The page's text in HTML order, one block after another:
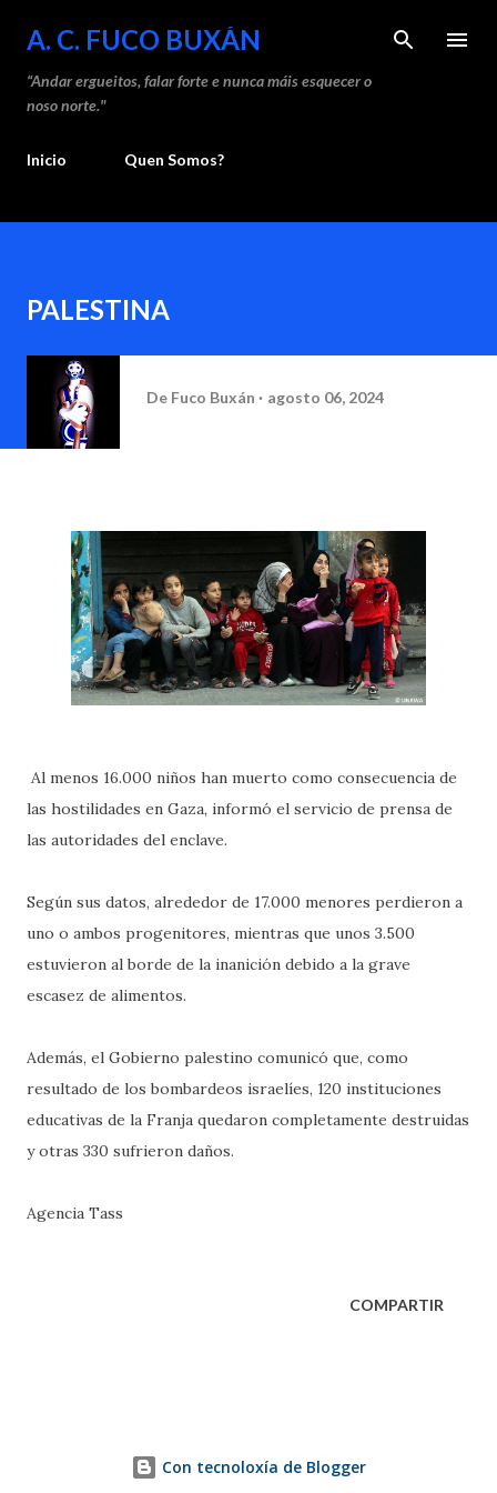
Saltar ao contido principal
A. C. FUCO BUXÁN
“Andar ergueitos, falar forte e nunca máis esquecer o
noso norte."
Inicio Quen Somos?
PALESTINA
De Fuco Buxán agosto 06, 2024
Al menos 16.000 niños han muerto como consecuencia de
las hostilidades en Gaza, informó el servicio de prensa de
las autoridades del enclave.
Según sus datos, alrededor de 17.000 menores perdieron a
uno o ambos progenitores, mientras que unos 3.500
estuvieron al borde de la inanición debido a la grave
escasez de alimentos.
Además, el Gobierno palestino comunicó que, como
resultado de los bombardeos israelíes, 120 instituciones
educativas de la Franja quedaron completamente destruidas
y otras 330 sufrieron daños.
Agencia Tass
COMPARTIR
Con tecnoloxía de Blogger